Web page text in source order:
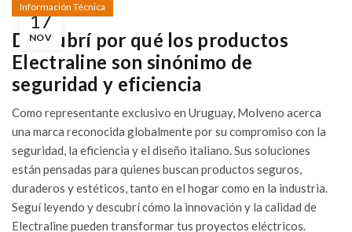
17
NOV
Información Técnica
Descubrí por qué los productos
Electraline son sinónimo de
seguridad y eficiencia
Como representante exclusivo en Uruguay, Molveno acerca
una marca reconocida globalmente por su compromiso con la
seguridad, la eficiencia y el diseño italiano. Sus soluciones
están pensadas para quienes buscan productos seguros,
duraderos y estéticos, tanto en el hogar como en la industria.
Seguí leyendo y descubrí cómo la innovación y la calidad de
Electraline pueden transformar tus proyectos eléctricos.
LANZAMIENTO:
CAJÓN PARA
MEDIDOR DE
CONSUMO DE
ENERGÍA
ELÉCTRICA